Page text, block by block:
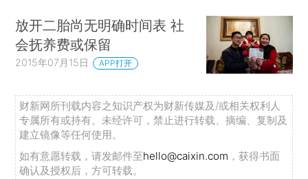
放开二胎尚无明确时间表 社
会抚养费或保留
2015年07月15日 APP打开
财新网所刊载内容之知识产权为财新传媒及/或相关权利人
专属所有或持有。未经许可，禁止进行转载、摘编、复制及
建立镜像等任何使用。
如有意愿转载，请发邮件至hello@caixin.com ，获得书面
确认及授权后，方可转载。